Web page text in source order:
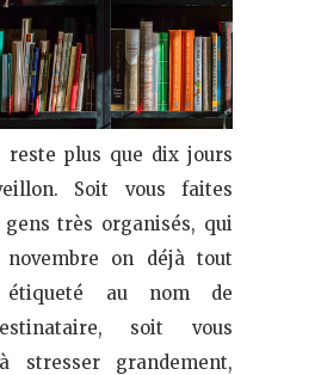
plus que dix jours
Soit vous faites
très organisés, qui
on déjà tout
au nom de
soit vous
stresser grandement,